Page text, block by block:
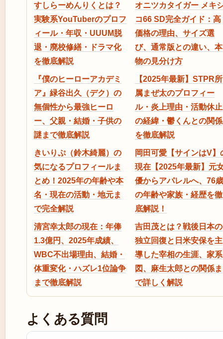
すしらーめんりくとは？
実験系YouTuberのプロフ
ィール・年収・UUUM脱
退・廃校修繕・ドラマ化
を徹底解説
オニツカタイガー メキ
コ66 SD完全ガイド：高
価格の理由、サイズ選
び、通常版との違い、本
物の見分け方
『僕のヒーローアカデミ
ア』緑谷出久（デク）の
無個性から最強ヒーロ
ー、父親・結婚・子供の
謎まで徹底解説
【2025年最新】STPR所
属まぜ太のプロフィー
ル・炎上理由・活動休止
の経緯・鬱くんとの関係
を徹底解説
きいりぷ（鈴木綺麗）の
気になるプロフィールま
とめ！2025年の年齢や本
名・現在の活動・地元ま
で完全解説
岡田可愛【サインはV】
現在【2025年最新】元
優からアパレルへ、76歳
の年齢や家族・経歴を徹
底解説！
清宮幸太郎の現在：年俸
1.3億円、2025年成績、
WBC不出場理由、結婚・
体重変化・ハズレ1位論争
まで徹底解説
吉田茂とは？戦後日本の
独立回復と日米安保を主
導した宰相の生涯、家系
図、麻生太郎との関係ま
で詳しく解説
よくある質問